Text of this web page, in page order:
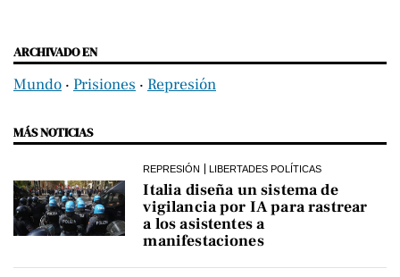
ARCHIVADO EN
Mundo ‧ Prisiones ‧ Represión
MÁS NOTICIAS
REPRESIÓN LIBERTADES POLÍTICAS
Italia diseña un sistema de
vigilancia por IA para rastrear
a los asistentes a
manifestaciones